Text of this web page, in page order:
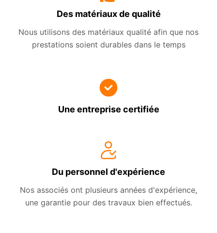
Des matériaux de qualité
Nous utilisons des matériaux qualité afin que nos
prestations soient durables dans le temps
Une entreprise certifiée
Du personnel d'expérience
Nos associés ont plusieurs années d'expérience,
une garantie pour des travaux bien effectués.